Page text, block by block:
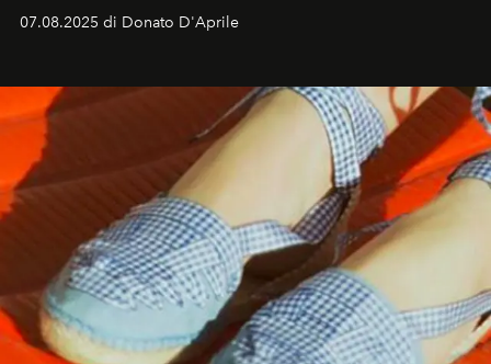
07.08.2025 di Donato D'Aprile